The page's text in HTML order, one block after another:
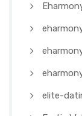
elite-